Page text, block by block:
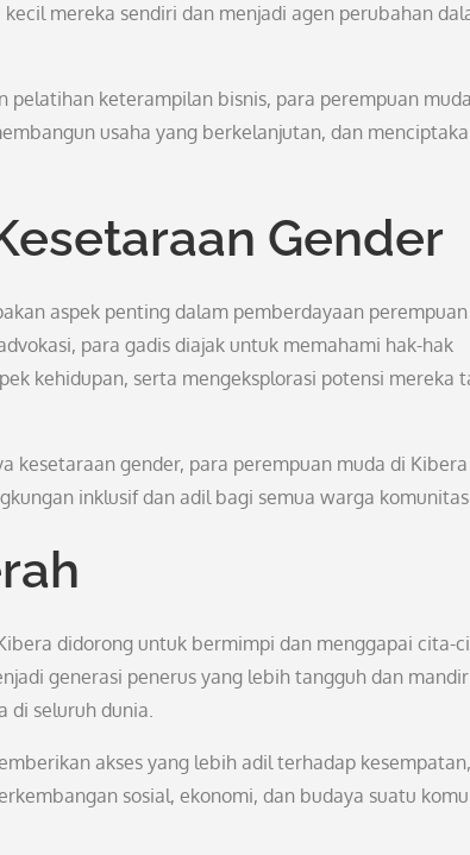
mereka sendiri dan menjadi agen perubahan
pelatihan keterampilan bisnis, para perempuan
usaha yang berkelanjutan, dan
Gender
aspek penting dalam pemberdayaan
para gadis diajak untuk memahami hak-hak
kehidupan, serta mengeksplorasi potensi mereka
kesetaraan gender, para perempuan muda di Kibera
inklusif dan adil bagi semua warga
didorong untuk bermimpi dan menggapai cita-
generasi penerus yang lebih tangguh dan
di seluruh dunia.
akses yang lebih adil terhadap kesempatan,
sosial, ekonomi, dan budaya suatu